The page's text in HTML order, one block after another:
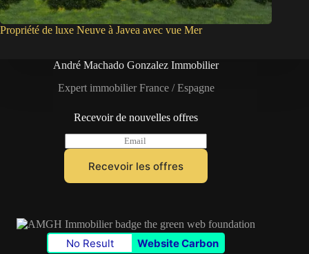
Propriété de luxe Neuve à Javea avec vue Mer
André Machado Gonzalez Immobilier
Expert immobilier France / Espagne
Recevoir de nouvelles offres
m
l
Recevoir les offres
No Result Website Carbon